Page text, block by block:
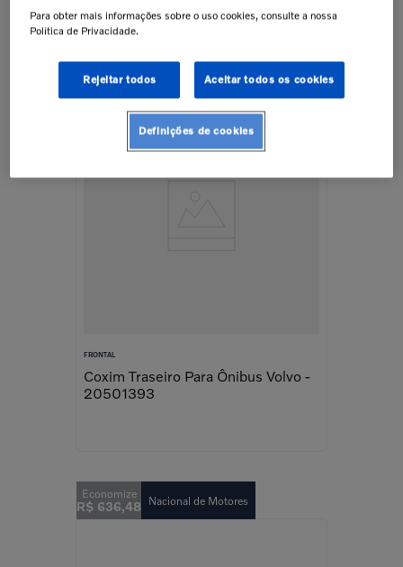
FRONTAL
Coxim Traseiro Para Ônibus Volvo -
20501393
R$ 636,48 Nacional de Motores
Para obter mais informações sobre o uso cookies, consulte a nossa
Política de Privacidade.
Rejeitar todos Aceitar todos os cookies
Definições de cookies